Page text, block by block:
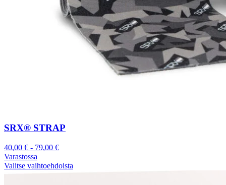
SRX® STRAP
40,00 € - 79,00 €
Varastossa
Valitse vaihtoehdoista